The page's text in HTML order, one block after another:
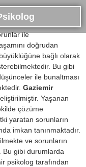
ile
doğrudan
bağlı olarak
Bu gibi
ile bunaltması
Gaziemir
Yaşanan
çözüme
yaratan sorunların
imkan tanınmaktadır.
ve sorunların
Bu gibi durumlarda
psikolog tarafından